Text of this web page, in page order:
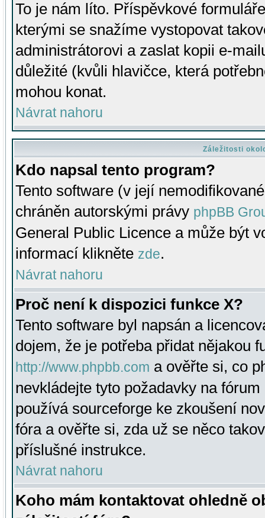
To je nám líto. Příspěvkové
kterými se snažíme vystopovat
administrátorovi a zaslat kopii e-
důležité (kvůli hlavičce, která
mohou konat.
Návrat nahoru
Záležitosti
Kdo napsal tento program?
Tento software (v její
chráněn autorskými právy phpBB
General Public Licence a může být
informací klikněte zde.
Návrat nahoru
Proč není k dispozici funkce X?
Tento software byl napsán a
dojem, že je potřeba přidat nějakou
http://www.phpbb.com a ověřte si, co
nevkládejte tyto požadavky na
používá sourceforge ke zkoušení
fóra a ověřte si, zda už se něco
příslušné instrukce.
Návrat nahoru
Koho mám kontaktovat ohledně